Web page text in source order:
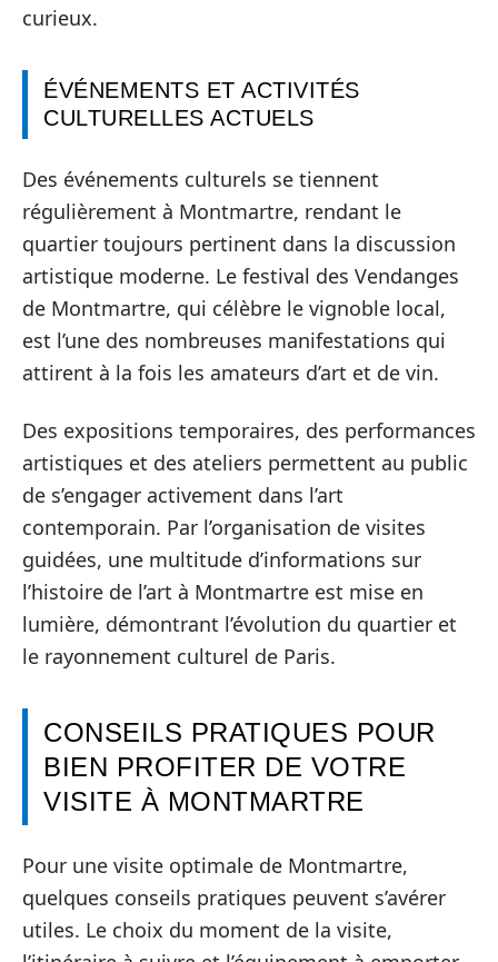
curieux.
ÉVÉNEMENTS ET ACTIVITÉS
CULTURELLES ACTUELS
Des événements culturels se tiennent
régulièrement à Montmartre, rendant le
quartier toujours pertinent dans la discussion
artistique moderne. Le festival des Vendanges
de Montmartre, qui célèbre le vignoble local,
est l’une des nombreuses manifestations qui
attirent à la fois les amateurs d’art et de vin.
Des expositions temporaires, des performances
artistiques et des ateliers permettent au public
de s’engager activement dans l’art
contemporain. Par l’organisation de visites
guidées, une multitude d’informations sur
l’histoire de l’art à Montmartre est mise en
lumière, démontrant l’évolution du quartier et
le rayonnement culturel de Paris.
CONSEILS PRATIQUES POUR
BIEN PROFITER DE VOTRE
VISITE À MONTMARTRE
Pour une visite optimale de Montmartre,
quelques conseils pratiques peuvent s’avérer
utiles. Le choix du moment de la visite,